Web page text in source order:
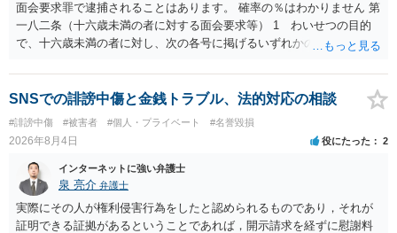
私見ながらご参考まで。
面会要求罪で逮捕されることはあります。 確率の％はわかりません 第
一八二条（十六歳未満の者に対する面会要求等） 1 わいせつの目的
で、十六歳未満の者に対し、次の各号に掲げるいずれかの行為をした
が生まれた日より五年以上前の日に生まれた者に限る。）は、一年以
下の拘禁刑又は五十万円以下の罰金に処する。 一 威迫し、偽計を用
い又は誘惑して面会を要求すること。 二 拒まれたにもかかわらず、
反復して面会を要求すること。 三 金銭その他の利益を供与し、又は
その申込み若しくは約束をして面会を要求すること。 2前項の罪を犯
し、よってわいせつの目的で当該十六歳未満の者と面会をした者は、
二年以下の拘禁刑又は百万円以下の罰金に処する。
SNSでの誹謗中傷と金銭トラブル、法的対応の相談
#誹謗中傷 #被害者 #個人・プライベート #名誉毀損
2026年8月4日 役にたった 2
インターネットに強い弁護士
泉 亮介 弁護士
実際にその人が権利侵害行為をしたと認められるものであり，それが
証明できる証拠があるということであれば，開示請求を経ずに慰謝料